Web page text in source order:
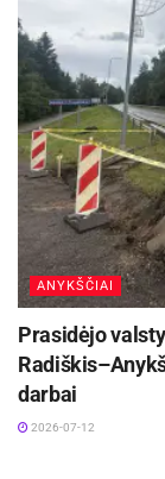
ANYKŠČIAI
Prasidėjo
darbai
2026-07-12